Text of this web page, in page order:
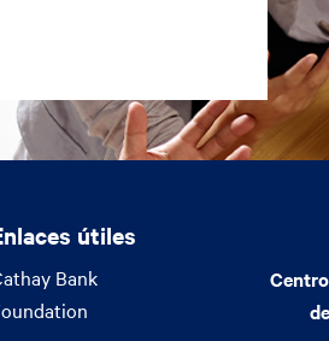
útiles
útiles
Bank